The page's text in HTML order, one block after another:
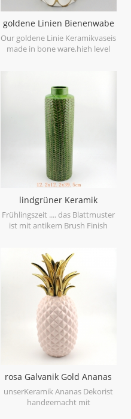
goldene Linien Bienenwabe
keramische weiße Vase
Our goldene Linie Keramikvaseis
made in bone ware,high level
lindgrüner Keramik
Vasenblatt Patten
Frühlingszeit .... das Blattmuster
ist mit antikem Brush Finish
ist aus Feinsteinzeug in China
gefertigt, bekommen mehr
Frühlingsstimmung versuchen
Sie dieslindgrüne Keramikvase.
rosa Galvanik Gold Ananas
Figur Haus Deko
unserKeramik Ananas Dekorist
handgemacht mit